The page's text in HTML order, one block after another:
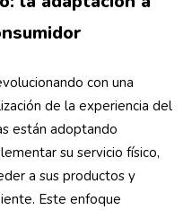
con una
de la experiencia del
están adoptando
su servicio físico,
a sus productos y
Este enfoque